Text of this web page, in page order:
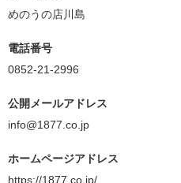
めのうの店川島
電話番号
0852-21-2996
公開メールアドレス
info@1877.co.jp
ホームページアドレス
https://1877.co.jp/